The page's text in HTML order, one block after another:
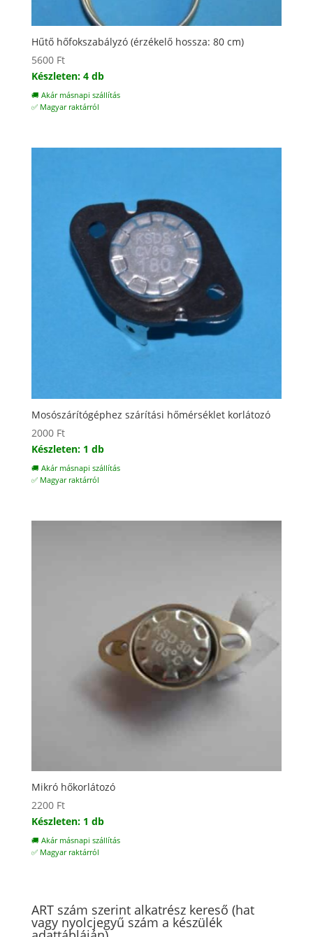
Hűtő hőfokszabályzó (érzékelő hossza: 80 cm)
5600 Ft
Készleten: 4 db
🚚 Akár másnapi szállítás
✅ Magyar raktárról
Mosószárítógéphez szárítási hőmérséklet korlátozó
2000 Ft
Készleten: 1 db
🚚 Akár másnapi szállítás
✅ Magyar raktárról
Mikró hőkorlátozó
2200 Ft
Készleten: 1 db
🚚 Akár másnapi szállítás
✅ Magyar raktárról
ART szám szerint alkatrész kereső (hat
vagy nyolcjegyű szám a készülék